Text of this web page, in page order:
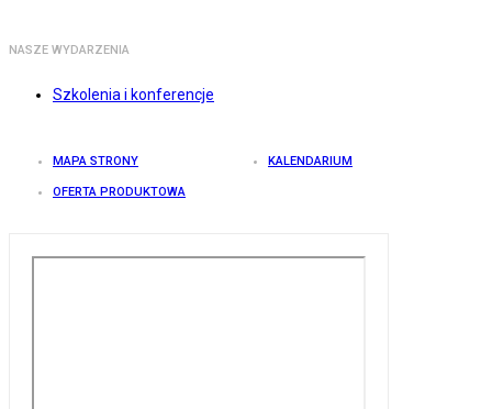
NASZE WYDARZENIA
Szkolenia i konferencje
MAPA STRONY KALENDARIUM
OFERTA PRODUKTOWA